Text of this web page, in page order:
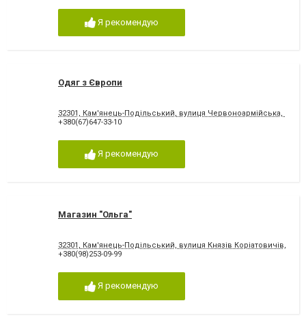
Я рекомендую
Одяг з Європи
32301, Кам'янець-Подільський, вулиця Червоноармійська, 15
+380(67)647-33-10
Я рекомендую
Магазин "Ольга"
32301, Кам'янець-Подільський, вулиця Князів Коріатовичів, 5
+380(98)253-09-99
Я рекомендую